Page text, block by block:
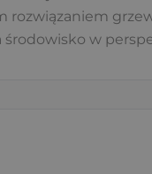
rozwiązaniem
środowisko w